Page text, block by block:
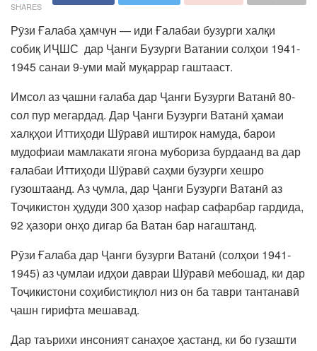
SHARES
Рӯзи Ғалаба ҳамчун — иди Ғалабаи бузурги халқи
собиқ ИҶШС дар Ҷанги Бузурги Ватании солҳои 1941-
1945 санаи 9-уми май муқаррар гаштааст.
Имсол аз ҷашни ғалаба дар Ҷанги Бузурги Ватанӣ 80-
сол пур мегардад. Дар Ҷанги Бузурги Ватанӣ ҳамаи
халқҳои Иттиҳоди Шӯравӣ иштирок намуда, барои
мудофиаи мамлакати ягона мубориза бурдаанд ва дар
ғалабаи Иттиҳоди Шӯравӣ саҳми бузурги хешро
гузоштаанд. Аз ҷумла, дар Ҷанги Бузурги Ватанӣ аз
Тоҷикистон ҳудуди 300 ҳазор нафар сафарбар гардида,
92 ҳазори онҳо дигар ба Ватан бар нагаштанд.
Рӯзи Ғалаба дар Ҷанги бузурги Ватанӣ (солҳои 1941-
1945) аз ҷумлаи идҳои давраи Шӯравӣ мебошад, ки дар
Тоҷикистони соҳибистиқлол низ он ба таври тантанавӣ
ҷашн гирифта мешавад.
Дар таърихи инсоният санаҳое ҳастанд, ки бо гузашти